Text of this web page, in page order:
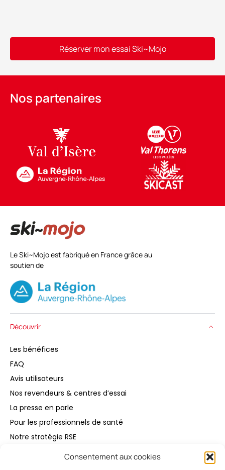
Consentement aux cookies
Réserver mon essai Ski~Mojo
Nos partenaires
Le Ski~Mojo est fabriqué en France grâce au
soutien de
Découvrir
Les bénéfices
FAQ
Avis utilisateurs
Nos revendeurs & centres d’essai
La presse en parle
Pour les professionnels de santé
Notre stratégie RSE